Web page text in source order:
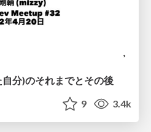
分)のそれまでとその後
9 3.4k